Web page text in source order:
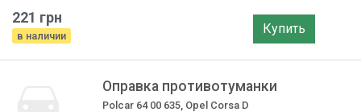
221 грн
в наличии Купить
Оправка противотуманки
Polcar 64 00 635, Opel Corsa D